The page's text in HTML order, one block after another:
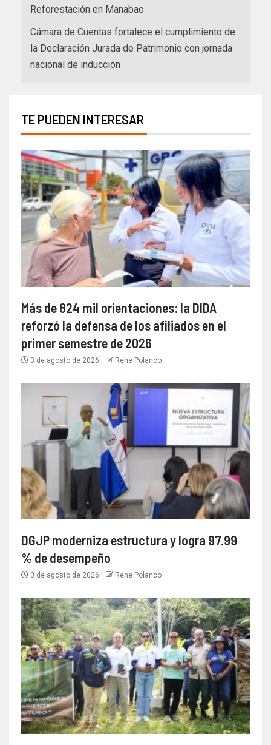
Reforestación en Manabao
Cámara de Cuentas fortalece el cumplimiento de
la Declaración Jurada de Patrimonio con jornada
nacional de inducción
TE PUEDEN INTERESAR
Más de 824 mil orientaciones: la DIDA
reforzó la defensa de los afiliados en el
primer semestre de 2026
3 de agosto de 2026 Rene Polanco
DGJP moderniza estructura y logra 97.99
% de desempeño
3 de agosto de 2026 Rene Polanco